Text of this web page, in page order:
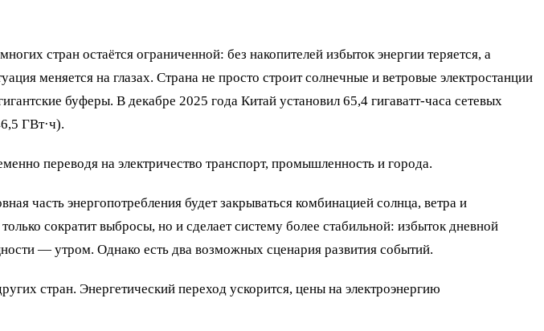
стран остаётся ограниченной: без накопителей избыток энергии теряется, а
меняется на глазах. Страна не просто строит солнечные и ветровые электростанции
буферы. В декабре 2025 года Китай установил 65,4 гигаватт-часа сетевых
ГВт·ч).
переводя на электричество транспорт, промышленность и города.
часть энергопотребления будет закрываться комбинацией солнца, ветра и
сократит выбросы, но и сделает систему более стабильной: избыток дневной
— утром. Однако есть два возможных сценария развития событий.
стран. Энергетический переход ускорится, цены на электроэнергию